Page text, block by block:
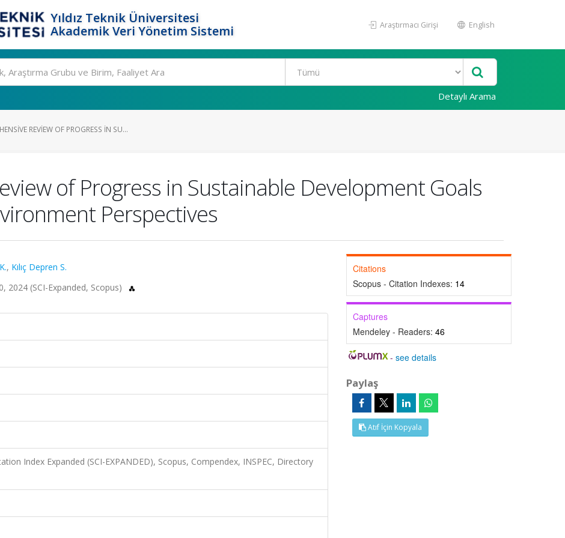
Yıldız Teknik Üniversitesi
Akademik Veri Yönetim Sistemi
Araştırmacı Girişi English
Detaylı Arama
REVIEW OF PROGRESS IN SU...
of Progress in Sustainable Development Goals
Perspectives
, Kılıç Depren S.
2024 (SCI-Expanded, Scopus)
Index Expanded (SCI-EXPANDED), Scopus, Compendex, INSPEC, Directory
Citations
Scopus - Citation Indexes: 14
Captures
Mendeley - Readers: 46
-see details
Paylaş
Atıf İçin Kopyala